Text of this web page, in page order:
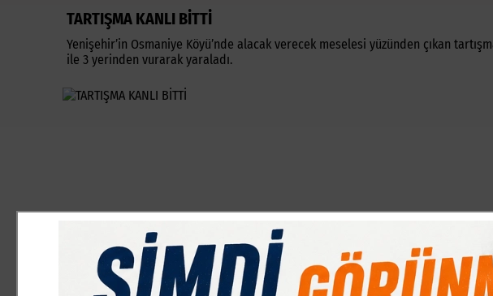
TARTIŞMA KANLI BİTTİ
Yenişehir’in Osmaniye Köyü’nde alacak verecek meselesi yüzünden çıkan
ile 3 yerinden vurarak yaraladı.
28.01.2014 10:22:27 0
Paylas Paylas Paylas